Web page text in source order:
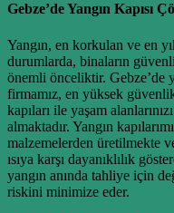
Gebze’de Yangın
Yangın, en korkulan ve en
durumlarda, binaların
önemli önceliktir. Gebze’de
firmamız, en yüksek
kapıları ile yaşam
almaktadır. Yangın
malzemelerden üretilmekte
ısıya karşı dayanıklılık
yangın anında tahliye için
riskini minimize eder.